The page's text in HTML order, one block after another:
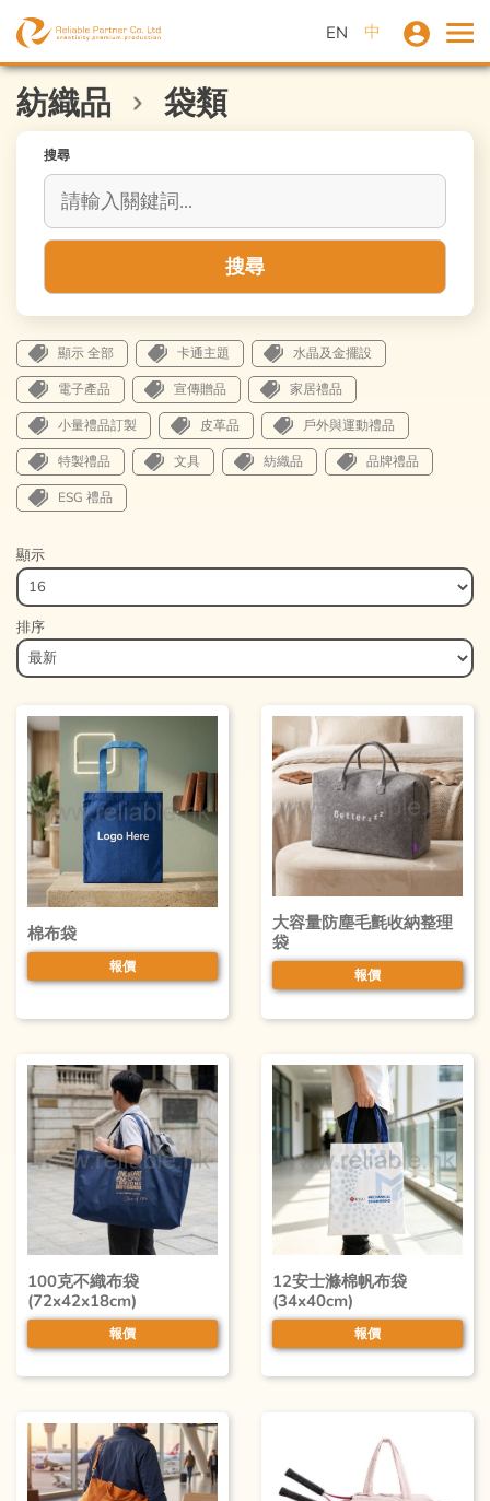
EN 中
紡織品 袋類
搜尋
搜尋
顯示 全部 卡通主題 水晶及金擺設
電子產品 宣傳贈品 家居禮品
小量禮品訂製 皮革品 戶外與運動禮品
特製禮品 文具 紡織品 品牌禮品
ESG 禮品
顯示
排序
棉布袋
報價
大容量防塵毛氈收納整理
袋
報價
100克不織布袋
(72x42x18cm)
報價
12安士滌棉帆布袋
(34x40cm)
報價